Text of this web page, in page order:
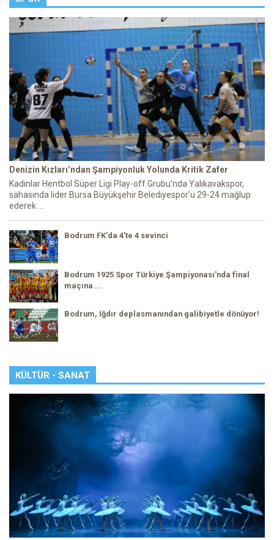
Denizin Kızları’ndan Şampiyonluk Yolunda Kritik Zafer
Kadınlar Hentbol Süper Ligi Play-off Grubu’nda Yalıkavakspor,
sahasında lider Bursa Büyükşehir Belediyespor’u 29-24 mağlup
ederek ...
Bodrum FK'da 4'te 4 sevinci
Bodrum 1925 Spor Türkiye Şampiyonası'nda final
maçına ...
Bodrum, Iğdır deplasmanından galibiyetle dönüyor!
KÜLTÜR - SANAT